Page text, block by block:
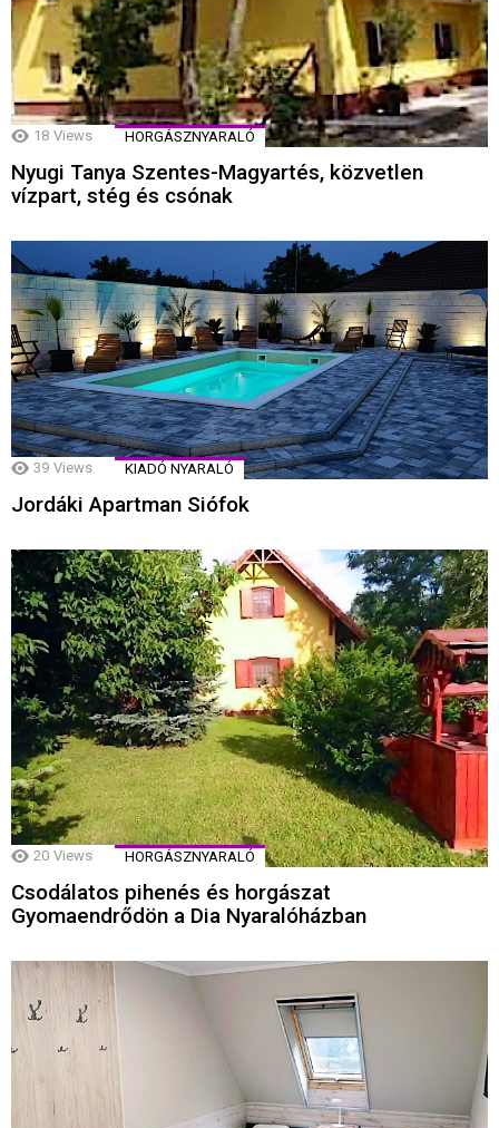
18 Views HORGÁSZNYARALÓ
Nyugi Tanya Szentes-Magyartés, közvetlen
vízpart, stég és csónak
39 Views KIADÓ NYARALÓ
Jordáki Apartman Siófok
20 Views HORGÁSZNYARALÓ
Csodálatos pihenés és horgászat
Gyomaendrődön a Dia Nyaralóházban